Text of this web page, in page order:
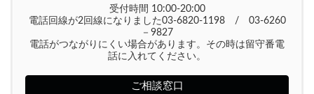
受付時間 10:00-20:00
電話回線が2回線になりました03-6820-1198 / 03-6260
－9827
電話がつながりにくい場合があります。その時は留守番電
話に入れてください。
ご相談窓口